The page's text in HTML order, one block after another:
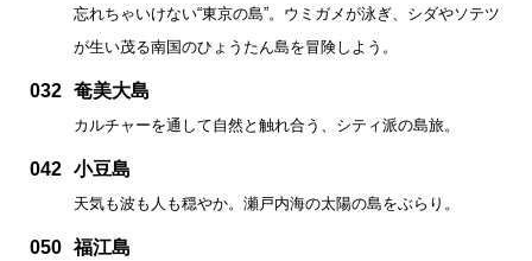
忘れちゃいけない“東京の島”。ウミガメが泳ぎ、シダやソテツ
が生い茂る南国のひょうたん島を冒険しよう。
032 奄美大島
カルチャーを通して自然と触れ合う、シティ派の島旅。
042 小豆島
天気も波も人も穏やか。瀬戸内海の太陽の島をぶらり。
050 福江島